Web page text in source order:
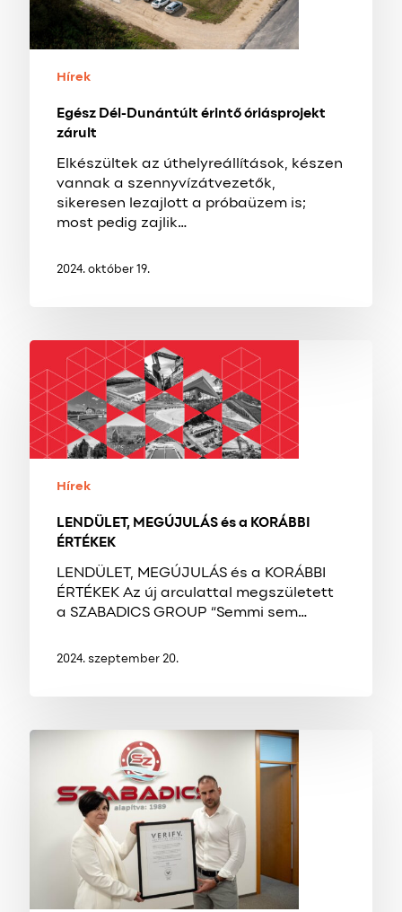
Hírek
Egész Dél-Dunántúlt érintő óriásprojekt
zárult
Elkészültek az úthelyreállítások, készen
vannak a szennyvízátvezetők,
sikeresen lezajlott a próbaüzem is;
most pedig zajlik…
2024. október 19.
LENDÜLET,
MEGÚJULÁS
és
a
KORÁBBI
ÉRTÉKEK
Hírek
LENDÜLET, MEGÚJULÁS és a KORÁBBI
ÉRTÉKEK
LENDÜLET, MEGÚJULÁS és a KORÁBBI
ÉRTÉKEK Az új arculattal megszületett
a SZABADICS GROUP “Semmi sem…
2024. szeptember 20.
Cégcsoport
elindult
fenntarthatóság
vezető